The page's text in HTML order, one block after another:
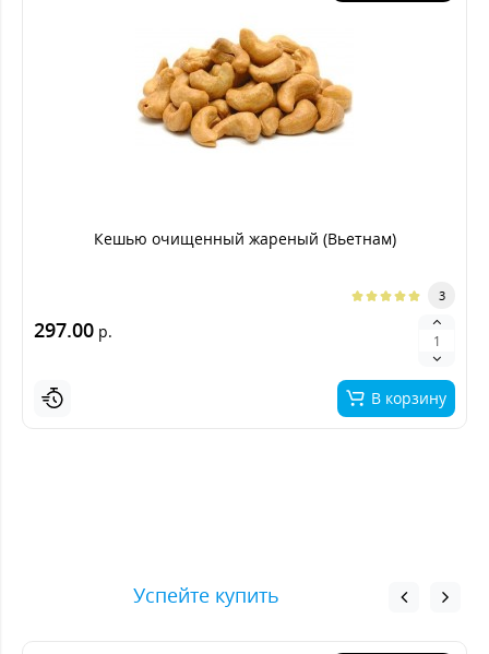
Кешью очищенный жареный (Вьетнам)
3
297.00 р.
В корзину
Успейте купить